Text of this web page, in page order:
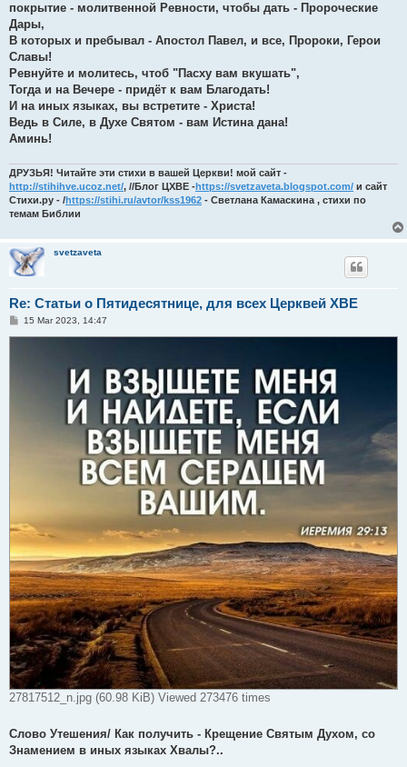
покрытие - молитвенной Ревности, чтобы дать - Пророческие
Дары,
В которых и пребывал - Апостол Павел, и все, Пророки, Герои
Славы!
Ревнуйте и молитесь, чтоб "Пасху вам вкушать",
Тогда и на Вечере - придёт к вам Благодать!
И на иных языках, вы встретите - Христа!
Ведь в Силе, в Духе Святом - вам Истина дана!
Аминь!
ДРУЗЬЯ! Читайте эти стихи в вашей Церкви! мой сайт -
http://stihihve.ucoz.net/, //Блог ЦХВЕ -https://svetzaveta.blogspot.com/ и сайт
Стихи.ру - /https://stihi.ru/avtor/kss1962 - Светлана Камаскина , стихи по
темам Библии
svetzaveta
Re: Статьи о Пятидесятнице, для всех Церквей ХВЕ
P15 Mar 2023, 14:47
27817512_n.jpg (60.98 KiB) Viewed 273476 times
Слово Утешения/ Как получить - Крещение Святым Духом, со
Знамением в иных языках Хвалы?..